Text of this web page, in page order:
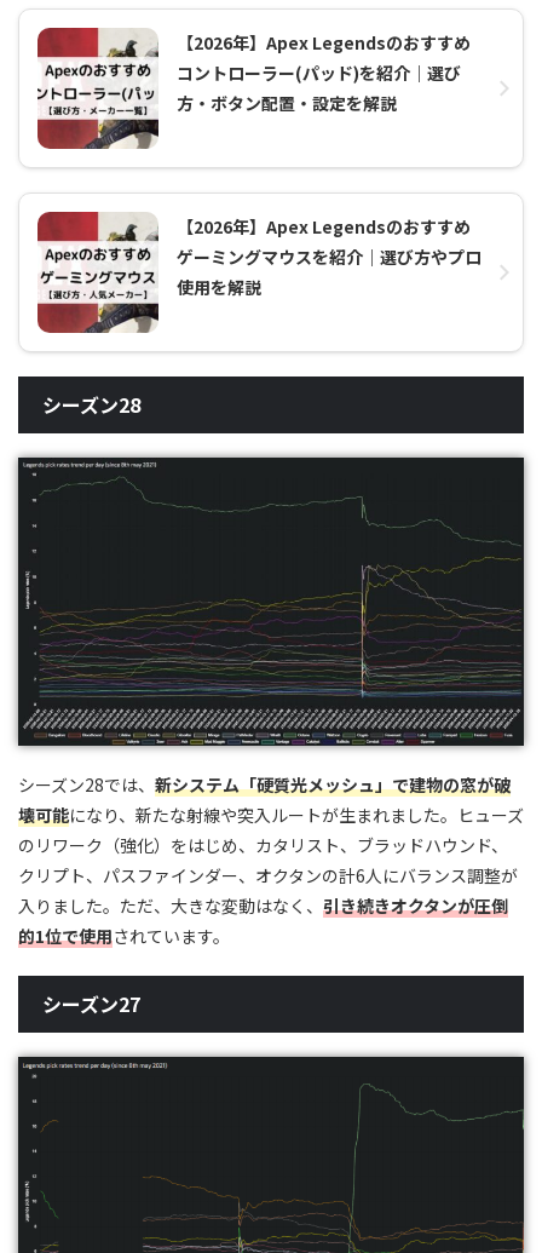
【2026年】Apex Legendsのおすすめ
コントローラー(パッド)を紹介｜選び
方・ボタン配置・設定を解説
【2026年】Apex Legendsのおすすめ
ゲーミングマウスを紹介｜選び方やプロ
使用を解説
シーズン28
シーズン28では、 新システム「硬質光メッシュ」で建物の窓が破
壊可能になり、新たな射線や突入ルートが生まれました。ヒューズ
のリワーク（強化）をはじめ、カタリスト、ブラッドハウンド、
クリプト、パスファインダー、オクタンの計6人にバランス調整が
入りました。ただ、大きな変動はなく、 引き続きオクタンが圧倒
的1位で使用されています。
シーズン27